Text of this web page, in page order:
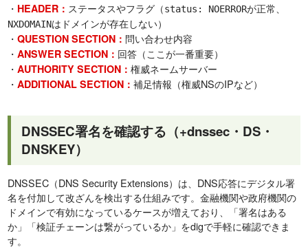
・ HEADER： ステータスやフラグ（status: NOERRORが正常、
NXDOMAINはドメインが存在しない）
・QUESTION SECTION： 問い合わせ内容
・ANSWER SECTION： 回答（ここが一番重要）
・AUTHORITY SECTION：権威ネームサーバー
・ADDITIONAL SECTION：補足情報（権威NSのIPなど）
DNSSEC署名を確認する（+dnssec・DS・
DNSKEY）
DNSSEC（DNS Security Extensions）は、DNS応答にデジタル署
名を付加して改ざんを検出する仕組みです。金融機関や政府機関の
ドメインで有効になっているケースが増えており、「署名はある
か」「検証チェーンは繋がっているか」をdigで手軽に確認できま
す。